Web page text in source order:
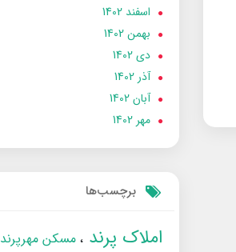
اسفند 1402
بهمن 1402
دی 1402
آذر 1402
آبان 1402
مهر 1402
برچسب‌ها
املاک پرند مسکن مهرپرند